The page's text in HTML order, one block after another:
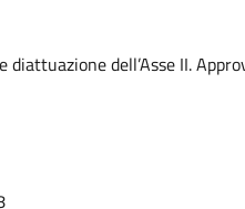
dell’Asse II.